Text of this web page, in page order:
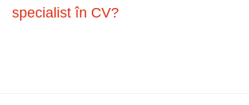
specialist în CV?